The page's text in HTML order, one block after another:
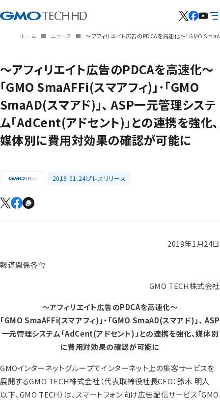
ホーム ニュース ～アフィリエイト広告のPDCAを高速化～「GMO
～アフィリエイト広告のPDCAを高速化～
「GMO SmaAFFi(スマアフィ)」･「GMO
SmaAD(スマアド)」､ ASP一元管理システ
ム「AdCent(アドセント)」との連携を強化､
媒体別に費用対効果の確認が可能に
2019.01.24プレスリリース
2019年1月24日
報道関係各位
GMO TECH株式会社
～アフィリエイト広告のPDCAを高速化～
「GMO SmaAFFi(スマアフィ)」・「GMO SmaAD(スマアド)」、 ASP
一元管理システム「AdCent(アドセント)」との連携を強化、媒体別
に費用対効果の確認が可能に
GMOインターネットグループでインターネット上の集客サービスを
展開するGMO TECH株式会社（代表取締役社長CEO：鈴木 明人
以下、GMO TECH）は、スマートフォン向け広告配信サービス「GMO